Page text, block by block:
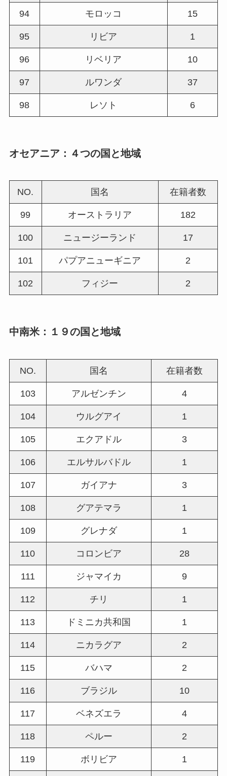
94 モロッコ 15
95 リビア 1
96 リベリア 10
97 ルワンダ 37
98 レソト 6
オセアニア：４つの国と地域
NO. 国名 在籍者数
99 オーストラリア 182
100 ニュージーランド 17
101 パプアニューギニア 2
102 フィジー 2
中南米：１９の国と地域
NO. 国名 在籍者数
103 アルゼンチン 4
104 ウルグアイ 1
105 エクアドル 3
106 エルサルバドル 1
107 ガイアナ 3
108 グアテマラ 1
109 グレナダ 1
110 コロンビア 28
111 ジャマイカ 9
112 チリ 1
113 ドミニカ共和国 1
114 ニカラグア 2
115 バハマ 2
116 ブラジル 10
117 ベネズエラ 4
118 ペルー 2
119 ボリビア 1